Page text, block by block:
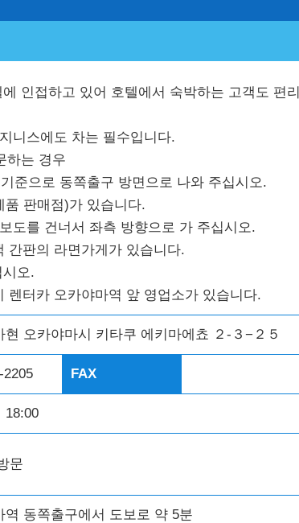
인접하고 있어 호텔에서 숙박하는 고객도 편리
니스에도 차는 필수입니다.
하는 경우
준으로 동쪽출구 방면으로 나와 주십시오.
판매점)가 있습니다.
도를 건너서 좌측 방향으로 가 주십시오.
간판의 라면가게가 있습니다.
오.
렌터카 오카야마역 앞 영업소가 있습니다.
현 오카야마시 키타쿠 에키마에쵸 ２-３−２５
2205 FAX
18:00
문
역 동쪽출구에서 도보로 약 5분